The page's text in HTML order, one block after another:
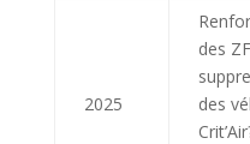
2025
des
des